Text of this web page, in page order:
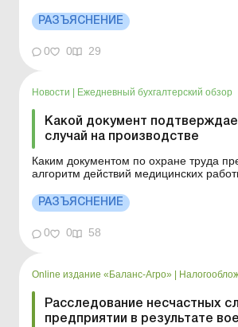
вести при особых обстоятельствах.
Мобилизованный предприниматель
можно ли прекратить
РАЗЪЯСНЕНИЕ
0 0 29
Новости Ежедневный бухгалтерский обзор
Какой документ
случай на производстве
Каким документом по охране труда
алгоритм действий медицинских
ссылкой на несчастный случай и/или
профессиональное заболевание
предприятии: как дей...
РАЗЪЯСНЕНИЕ
0 0 58
Online издание «Баланс-Агро» |
Расследование несчастных
предприятии в результате